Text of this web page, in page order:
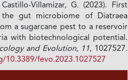
Villamizar, G. (2023). First
gut microbiome of Diatraea
a sugarcane pest to a reservoir
with biotechnological potential.
and Evolution, 11, 1027527.
10.3389/fevo.2023.1027527